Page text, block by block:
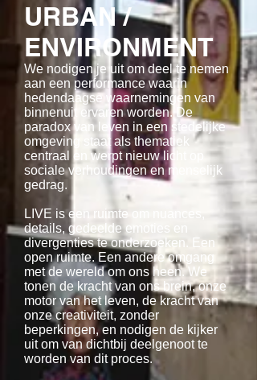
URBAN /
ENVIRONMENT
We nodigen je uit om deel te nemen
aan een performance waarin
hedendaagse waarnemingen van
binnenuit ervaren worden. De
paradox van leven in een stedelijke
omgeving staat als thematiek
centraal en werpt nieuw licht op
sociale verhoudingen en menselijk
gedrag.
LIVE is een ruimte om nuances,
details, gedeelde emoties en
divergenties te onderzoeken. Een
open ruimte. Een andere omgang
met de wereld om ons heen. We
tonen de kracht van ons brein, onze
motor van het leven, de kracht van
onze creativiteit, zonder
beperkingen, en nodigen de kijker
uit om van dichtbij deelgenoot te
worden van dit proces.